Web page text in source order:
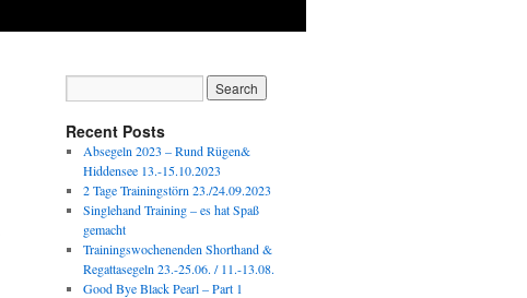
Recent Posts
Absegeln 2023 – Rund Rügen&
Hiddensee 13.-15.10.2023
2 Tage Trainingstörn 23./24.09.2023
Singlehand Training – es hat Spaß
gemacht
Trainingswochenenden Shorthand &
Regattasegeln 23.-25.06. / 11.-13.08.
Good Bye Black Pearl – Part 1